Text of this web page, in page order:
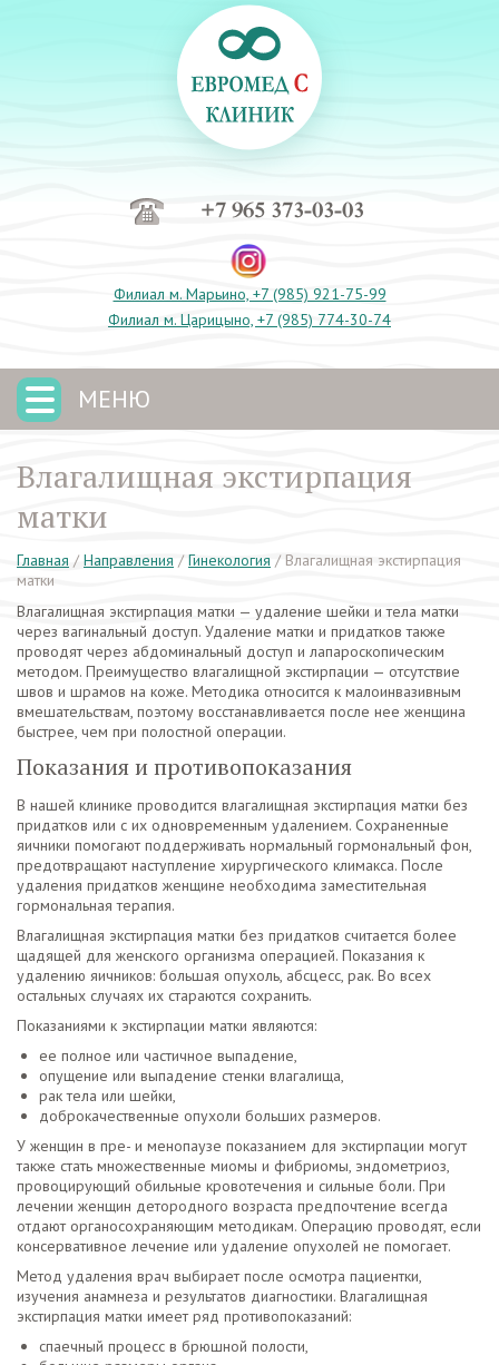
+7 965 373-03-03
Филиал м. Марьино, +7 (985) 921-75-99
Филиал м. Царицыно, +7 (985) 774-30-74
МЕНЮ
Влагалищная экстирпация
матки
Главная / Направления /Гинекология / Влагалищная экстирпация
матки
Влагалищная экстирпация матки — удаление шейки и тела матки
через вагинальный доступ. Удаление матки и придатков также
проводят через абдоминальный доступ и лапароскопическим
методом. Преимущество влагалищной экстирпации — отсутствие
швов и шрамов на коже. Методика относится к малоинвазивным
вмешательствам, поэтому восстанавливается после нее женщина
быстрее, чем при полостной операции.
Показания и противопоказания
В нашей клинике проводится влагалищная экстирпация матки без
придатков или с их одновременным удалением. Сохраненные
яичники помогают поддерживать нормальный гормональный фон,
предотвращают наступление хирургического климакса. После
удаления придатков женщине необходима заместительная
гормональная терапия.
Влагалищная экстирпация матки без придатков считается более
щадящей для женского организма операцией. Показания к
удалению яичников: большая опухоль, абсцесс, рак. Во всех
остальных случаях их стараются сохранить.
Показаниями к экстирпации матки являются:
ее полное или частичное выпадение,
опущение или выпадение стенки влагалища,
рак тела или шейки,
доброкачественные опухоли больших размеров.
У женщин в пре- и менопаузе показанием для экстирпации могут
также стать множественные миомы и фибриомы, эндометриоз,
провоцирующий обильные кровотечения и сильные боли. При
лечении женщин детородного возраста предпочтение всегда
отдают органосохраняющим методикам. Операцию проводят, если
консервативное лечение или удаление опухолей не помогает.
Метод удаления врач выбирает после осмотра пациентки,
изучения анамнеза и результатов диагностики. Влагалищная
экстирпация матки имеет ряд противопоказаний:
спаечный процесс в брюшной полости,